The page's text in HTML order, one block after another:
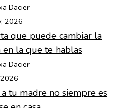
Dacier
2026
que puede cambiar la
en la que te hablas
Dacier
tu madre no siempre es